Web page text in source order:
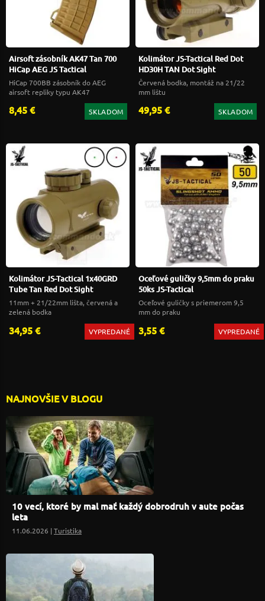
Airsoft zásobník AK47 Tan 700
HiCap AEG JS Tactical
HiCap 700BB zásobník do AEG
airsoft repliky typu AK47
8,45 € SKLADOM
Kolimátor JS-Tactical Red Dot
HD30H TAN Dot Sight
Červená bodka, montáž na 21/22
mm lištu
49,95 € SKLADOM
Kolimátor JS-Tactical 1x40GRD
Tube Tan Red Dot Sight
11mm + 21/22mm lišta, červená a
zelená bodka
34,95 € VYPREDANÉ
Oceľové guličky 9,5mm do praku
50ks JS-Tactical
Oceľové guličky s priemerom 9,5
mm do praku
3,55 € VYPREDANÉ
NAJNOVŠIE V BLOGU
10 vecí, ktoré by mal mať každý dobrodruh v aute počas
leta
11.06.2026 |Turistika